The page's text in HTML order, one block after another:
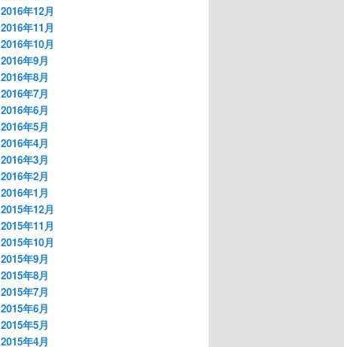
2016年12月
2016年11月
2016年10月
2016年9月
2016年8月
2016年7月
2016年6月
2016年5月
2016年4月
2016年3月
2016年2月
2016年1月
2015年12月
2015年11月
2015年10月
2015年9月
2015年8月
2015年7月
2015年6月
2015年5月
2015年4月